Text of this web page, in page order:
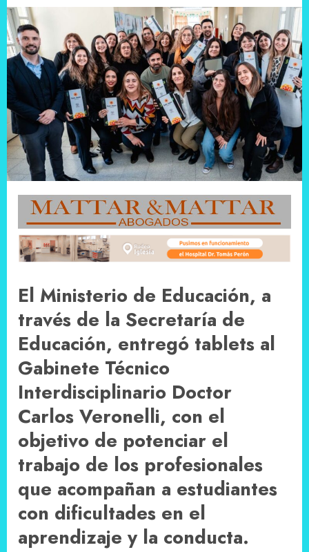
El Ministerio de Educación, a
través de la Secretaría de
Educación, entregó tablets al
Gabinete Técnico
Interdisciplinario Doctor
Carlos Veronelli, con el
objetivo de potenciar el
trabajo de los profesionales
que acompañan a estudiantes
con dificultades en el
aprendizaje y la conducta.